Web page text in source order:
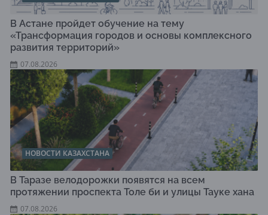
В Астане пройдет обучение на тему
«Трансформация городов и основы комплексного
развития территорий»
07.08.2026
НОВОСТИ КАЗАХСТАНА
В Таразе велодорожки появятся на всем
протяжении проспекта Толе би и улицы Тауке хана
07.08.2026